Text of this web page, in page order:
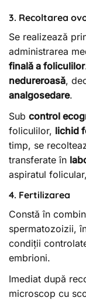
3. Recoltarea
Se realizează
administrarea
finală a foliculilor
nedureroasă,
analgosedare.
Sub control
foliculilor, lichid
timp, se
transferate în
aspiratul
4. Fertilizarea
Constă în
spermatozoizii,
condiții
embrioni.
Imediat după
microscop cu